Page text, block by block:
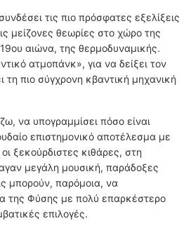
τις πιο πρόσφατες εξελίξεις
μείζονες θεωρίες στο χώρο της
αιώνα, της θερμοδυναμικής.
ατμοπάνκ», για να δείξει τον
πιο σύγχρονη κβαντική μηχανική
να υπογραμμίσει πόσο είναι
επιστημονικό αποτέλεσμα με
ξεκούρδιστες κιθάρες, στη
μεγάλη μουσική, παράδοξες
μπορούν, παρόμοια, να
της Φύσης με πολύ επαρκέστερο
επιλογές.